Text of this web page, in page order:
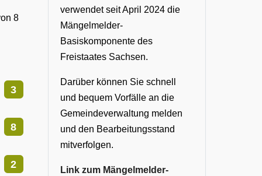
8
3
8
2
verwendet seit April 2024 die
Mängelmelder-
Basiskomponente des
Freistaates Sachsen.
Darüber können Sie schnell
und bequem Vorfälle an die
Gemeindeverwaltung melden
und den Bearbeitungsstand
mitverfolgen.
Link zum Mängelmelder-